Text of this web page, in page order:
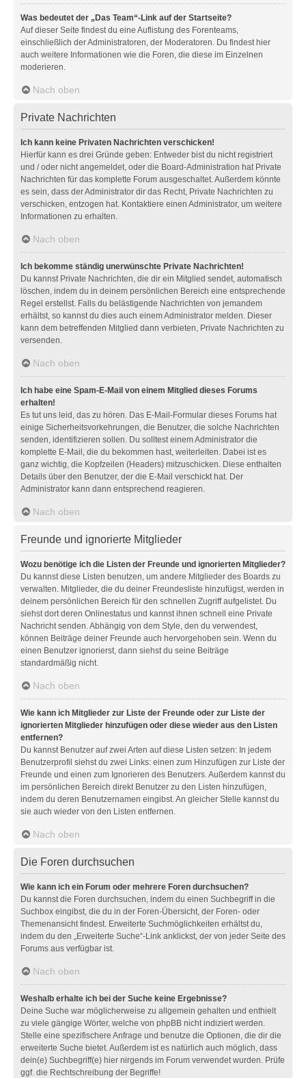
Was bedeutet der „Das Team“-Link auf der Startseite?
Auf dieser Seite findest du eine Auflistung des Forenteams,
einschließlich der Administratoren, der Moderatoren. Du findest hier
auch weitere Informationen wie die Foren, die diese im Einzelnen
moderieren.
Nach oben
Private Nachrichten
Ich kann keine Privaten Nachrichten verschicken!
Hierfür kann es drei Gründe geben: Entweder bist du nicht registriert
und / oder nicht angemeldet, oder die Board-Administration hat Private
Nachrichten für das komplette Forum ausgeschaltet. Außerdem könnte
es sein, dass der Administrator dir das Recht, Private Nachrichten zu
verschicken, entzogen hat. Kontaktiere einen Administrator, um weitere
Informationen zu erhalten.
Nach oben
Ich bekomme ständig unerwünschte Private Nachrichten!
Du kannst Private Nachrichten, die dir ein Mitglied sendet, automatisch
löschen, indem du in deinem persönlichen Bereich eine entsprechende
Regel erstellst. Falls du belästigende Nachrichten von jemandem
erhältst, so kannst du dies auch einem Administrator melden. Dieser
kann dem betreffenden Mitglied dann verbieten, Private Nachrichten zu
versenden.
Nach oben
Ich habe eine Spam-E-Mail von einem Mitglied dieses Forums
erhalten!
Es tut uns leid, das zu hören. Das E-Mail-Formular dieses Forums hat
einige Sicherheitsvorkehrungen, die Benutzer, die solche Nachrichten
senden, identifizieren sollen. Du solltest einem Administrator die
komplette E-Mail, die du bekommen hast, weiterleiten. Dabei ist es
ganz wichtig, die Kopfzeilen (Headers) mitzuschicken. Diese enthalten
Details über den Benutzer, der die E-Mail verschickt hat. Der
Administrator kann dann entsprechend reagieren.
Nach oben
Freunde und ignorierte Mitglieder
Wozu benötige ich die Listen der Freunde und ignorierten Mitglieder?
Du kannst diese Listen benutzen, um andere Mitglieder des Boards zu
verwalten. Mitglieder, die du deiner Freundesliste hinzufügst, werden in
deinem persönlichen Bereich für den schnellen Zugriff aufgelistet. Du
siehst dort deren Onlinestatus und kannst ihnen schnell eine Private
Nachricht senden. Abhängig von dem Style, den du verwendest,
können Beiträge deiner Freunde auch hervorgehoben sein. Wenn du
einen Benutzer ignorierst, dann siehst du seine Beiträge
standardmäßig nicht.
Nach oben
Wie kann ich Mitglieder zur Liste der Freunde oder zur Liste der
ignorierten Mitglieder hinzufügen oder diese wieder aus den Listen
entfernen?
Du kannst Benutzer auf zwei Arten auf diese Listen setzen: In jedem
Benutzerprofil siehst du zwei Links: einen zum Hinzufügen zur Liste der
Freunde und einen zum Ignorieren des Benutzers. Außerdem kannst du
im persönlichen Bereich direkt Benutzer zu den Listen hinzufügen,
indem du deren Benutzernamen eingibst. An gleicher Stelle kannst du
sie auch wieder von den Listen entfernen.
Nach oben
Die Foren durchsuchen
Wie kann ich ein Forum oder mehrere Foren durchsuchen?
Du kannst die Foren durchsuchen, indem du einen Suchbegriff in die
Suchbox eingibst, die du in der Foren-Übersicht, der Foren- oder
Themenansicht findest. Erweiterte Suchmöglichkeiten erhältst du,
indem du den „Erweiterte Suche“-Link anklickst, der von jeder Seite des
Forums aus verfügbar ist.
Nach oben
Weshalb erhalte ich bei der Suche keine Ergebnisse?
Deine Suche war möglicherweise zu allgemein gehalten und enthielt
zu viele gängige Wörter, welche von phpBB nicht indiziert werden.
Stelle eine spezifischere Anfrage und benutze die Optionen, die dir die
erweiterte Suche bietet. Außerdem ist es natürlich auch möglich, dass
dein(e) Suchbegriff(e) hier nirgends im Forum verwendet wurden. Prüfe
ggf. die Rechtschreibung der Begriffe!